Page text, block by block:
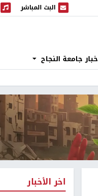
البث المباشر
البث المباشر
جامعة النجاح
اخر الأخبار